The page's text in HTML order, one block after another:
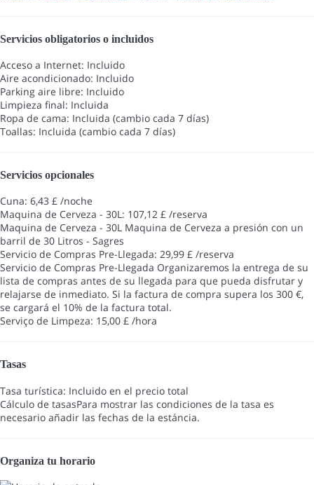
Servicios obligatorios o incluidos
Acceso a Internet: Incluido
Aire acondicionado: Incluido
Parking aire libre: Incluido
Limpieza final: Incluida
Ropa de cama: Incluida (cambio cada 7 días)
Toallas: Incluida (cambio cada 7 días)
Servicios opcionales
Cuna: 6,43 £ /noche
Maquina de Cerveza - 30L: 107,12 £ /reserva
Maquina de Cerveza - 30L Maquina de Cerveza a presión con un
barril de 30 Litros - Sagres
Servicio de Compras Pre-Llegada: 29,99 £ /reserva
Servicio de Compras Pre-Llegada Organizaremos la entrega de su
lista de compras antes de su llegada para que pueda disfrutar y
relajarse de inmediato. Si la factura de compra supera los 300 €,
se cargará el 10% de la factura total.
Serviço de Limpeza: 15,00 £ /hora
Tasas
Tasa turística: Incluido en el precio total
Cálculo de tasasPara mostrar las condiciones de la tasa es
necesario añadir las fechas de la estáncia.
Organiza tu horario